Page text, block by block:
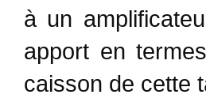
à un
apport en
caisson de cette